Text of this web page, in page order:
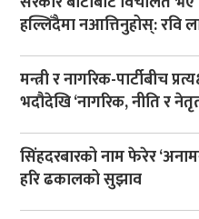
हल्लिँदैमा नआत्तिनुहोस्: रवि
मन्त्री र नागरिक-पार्टीबीच
भदौदेखि ‘नागरिक, नीति र
सिंहदरबारको नाम फेरेर
हरि ढकालको सुझाव